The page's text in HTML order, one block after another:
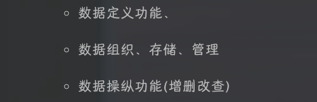
数据定义功能、
数据组织、存储、管理
数据操纵功能(增删改查)